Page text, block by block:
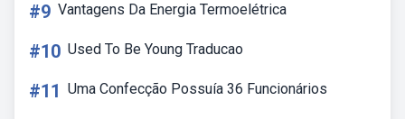
#9 Vantagens Da Energia Termoelétrica
#10 Used To Be Young Traducao
#11 Uma Confecção Possuía 36 Funcionários